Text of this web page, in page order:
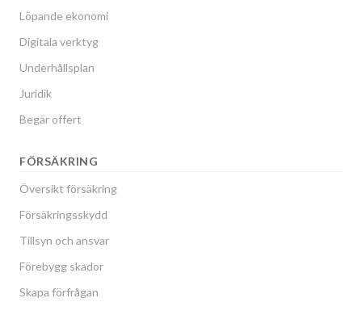
Löpande ekonomi
Digitala verktyg
Underhållsplan
Juridik
Begär offert
FÖRSÄKRING
Översikt försäkring
Försäkringsskydd
Tillsyn och ansvar
Förebygg skador
Skapa förfrågan